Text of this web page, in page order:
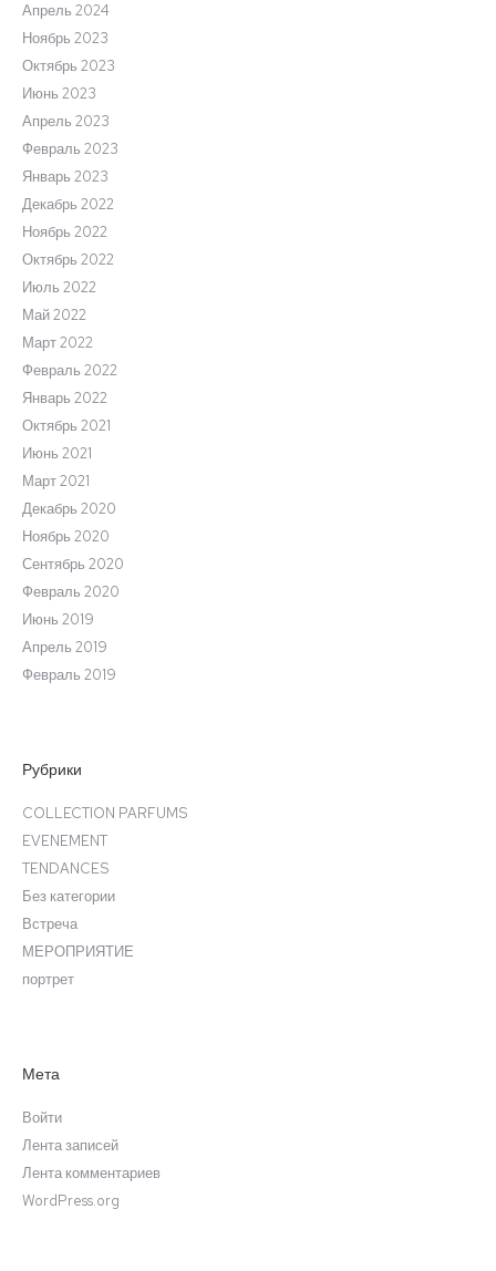
Апрель 2024
Ноябрь 2023
Октябрь 2023
Июнь 2023
Апрель 2023
Февраль 2023
Январь 2023
Декабрь 2022
Ноябрь 2022
Октябрь 2022
Июль 2022
Май 2022
Март 2022
Февраль 2022
Январь 2022
Октябрь 2021
Июнь 2021
Март 2021
Декабрь 2020
Ноябрь 2020
Сентябрь 2020
Февраль 2020
Июнь 2019
Апрель 2019
Февраль 2019
Рубрики
COLLECTION PARFUMS
EVENEMENT
TENDANCES
Без категории
Встреча
МЕРОПРИЯТИЕ
портрет
Мета
Войти
Лента записей
Лента комментариев
WordPress.org